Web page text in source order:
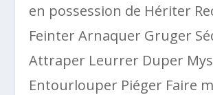
en possession de Hériter
Feinter Arnaquer Gruger
Attraper Leurrer Duper
Entourlouper Piéger Faire